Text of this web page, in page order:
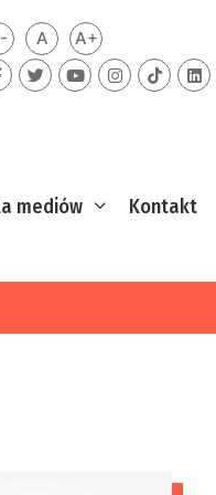
kontrastczcionka
ADomyślna czcionka
A+Większa
mediów Kontakt